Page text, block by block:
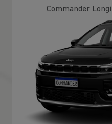
Commander